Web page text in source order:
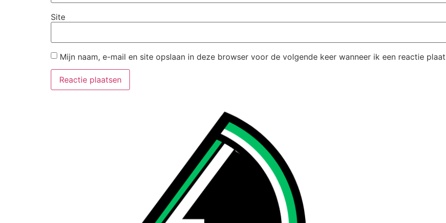
Site
Mijn naam, e-mail en site opslaan in deze browser voor de volgende keer wanneer ik een reactie